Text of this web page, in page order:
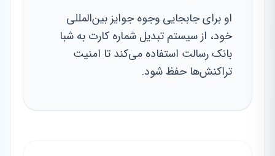
او برای جابجایی وجوه جوایز بین‌المللی
خود، از سیستم تبدیل شماره کارت به شبا
بانک رسالت استفاده می‌کند تا امنیت
تراکنش‌ها حفظ شود.